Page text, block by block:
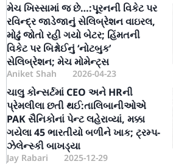
મેચ ખિસ્સામાં જ છે…:પૂરનની વિકેટ પર
રવિન્દ્ર જાડેજાનું સેલિબ્રેશન વાઇરલ,
મોઢું જોતો રહી ગયો બેટર; હિંમતની
વિકેટ પર બિશ્નોઈનું ‘નોટબુક’
સેલિબ્રેશન; મેચ મોમેન્ટ્સ
Aniket Shah 2026-04-23
ચાલુ કોન્સર્ટમાં CEO અને HRની
પ્રેમલીલા છતી થઈ:તાલિબાનીઓએ
PAK સૈનિકોનાં પેન્ટ લહેરાવ્યાં, મક્કા
ગયેલા 45 ભારતીયો બળીને ખાક; ટ્રમ્પ-
ઝેલેન્સ્કી બાખડ્યા
Jay Rabari 2025-12-29